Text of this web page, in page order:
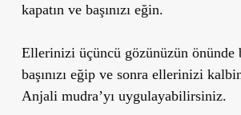
kapatın ve başınızı eğin.
Ellerinizi üçüncü gözünüzün önünde
başınızı eğip ve sonra ellerinizi
Anjali mudra’yı uygulayabilirsiniz.